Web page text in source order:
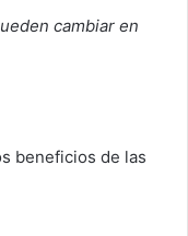
cambiar en
beneficios de las